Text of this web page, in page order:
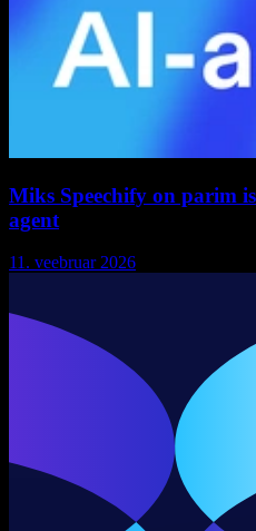
Miks Speechify on parim
agent
11. veebruar 2026